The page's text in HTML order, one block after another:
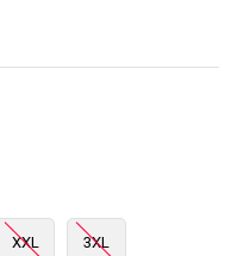
XXL 3XL